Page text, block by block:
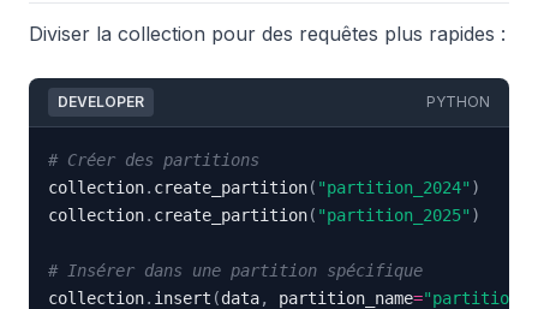
Diviser la collection pour des requêtes plus rapides :
DEVELOPER PYTHON
# Créer des partitions
collection. create_partition( "partition_2024" )
collection. create_partition( "partition_2025" )
# Insérer dans une partition spécifique
collection. insert (data, partition_name=